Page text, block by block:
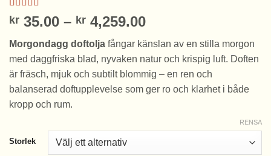
Betygsatt
4.25av 5
4
kundrecensioner
kr 35.00 – kr 4,259.00Prisintervall:
till
kr 4,259.00
Morgondagg doftolja fångar känslan av en stilla morgon
med daggfriska blad, nyvaken natur och krispig luft. Doften
är fräsch, mjuk och subtilt blommig – en ren och
balanserad doftupplevelse som ger ro och klarhet i både
kropp och rum.
Storlek
RENSA